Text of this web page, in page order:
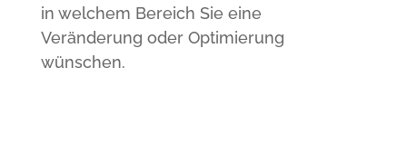
in welchem Bereich Sie eine
Veränderung oder Optimierung
wünschen.